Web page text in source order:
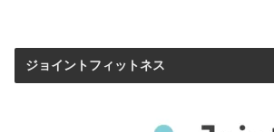
ジョイントフィットネス